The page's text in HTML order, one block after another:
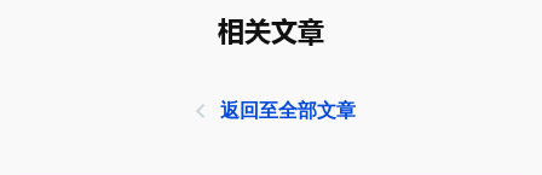
相关文章
返回至全部文章